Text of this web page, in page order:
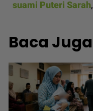
suami Puteri Sarah,
Baca Juga